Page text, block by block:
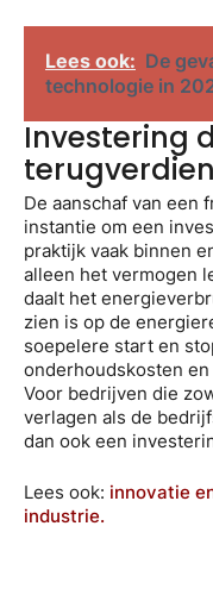
Lees ook: De
technologie in
Investering
De aanschaf van een
instantie om een
praktijk vaak binnen
alleen het vermogen
daalt het
zien is op de
soepelere start en
onderhoudskosten
Voor bedrijven die
verlagen als de
dan ook een
Lees ook: innovatie
industrie.